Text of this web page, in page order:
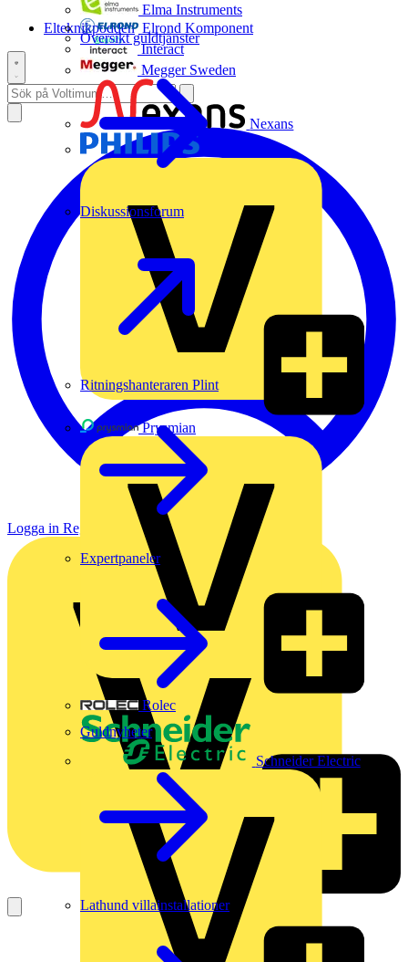
Elma Instruments
Elrond Komponent
Interact
Megger Sweden
Nexans
Prysmian
Rolec
Schneider Electric
Översikt guldtjänster
Diskussionsforum
Ritningshanteraren Plint
Expertpaneler
Guldnyheter
Lathund villainstallationer
Elteknikpodden
Logga in Registrera dig